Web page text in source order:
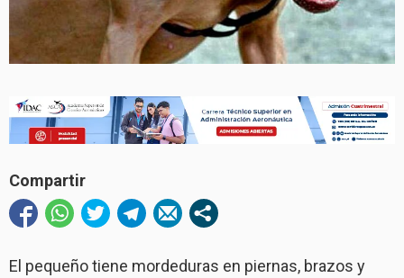
Compartir
El pequeño tiene mordeduras en piernas, brazos y